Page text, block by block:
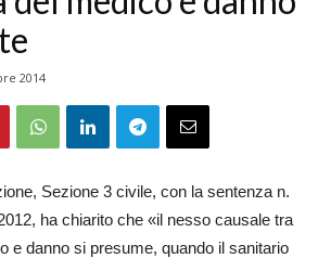
2014
Sezione 3 civile, con la sentenza n.
ha chiarito che «il nesso causale tra
e danno si presume, quando il sanitario